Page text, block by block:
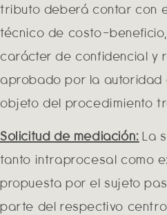
tributo deberá contar con
técnico de costo-
carácter de confidencial y
aprobado por la autoridad
objeto del procedimiento
Solicitud de mediación: La
tanto intraprocesal como
propuesta por el sujeto
parte del respectivo